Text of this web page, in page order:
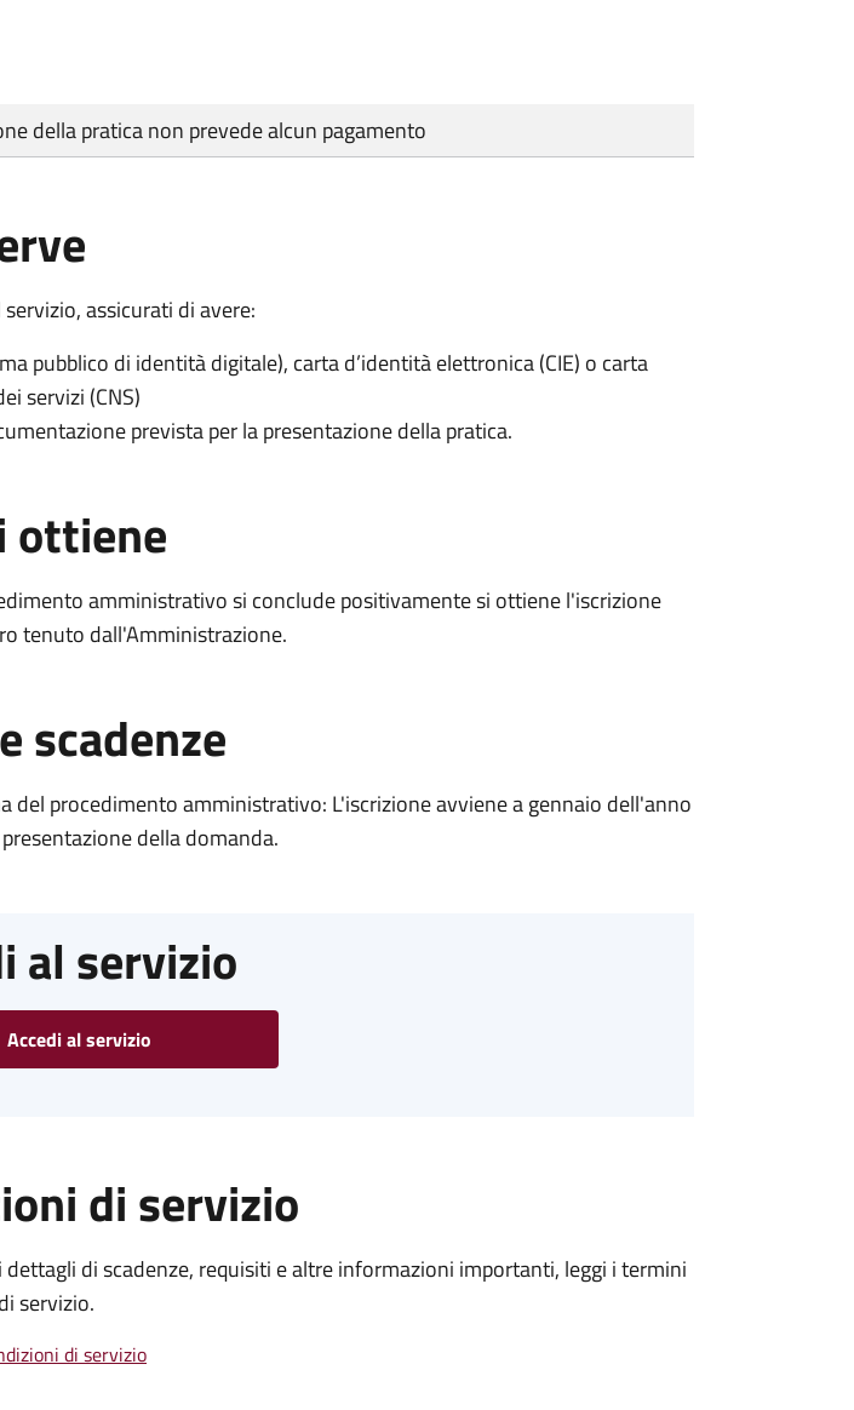
della pratica non prevede alcun pagamento
assicurati di avere:
pubblico di identità digitale), carta d’identità elettronica (CIE) o carta
servizi (CNS)
prevista per la presentazione della pratica.
ottiene
amministrativo si conclude positivamente si ottiene l'iscrizione
tenuto dall'Amministrazione.
scadenze
del procedimento amministrativo: L'iscrizione avviene a gennaio dell'anno
della domanda.
al servizio
Accedi al servizio
di servizio
dettagli di scadenze, requisiti e altre informazioni importanti, leggi i termini
servizio.
di servizio